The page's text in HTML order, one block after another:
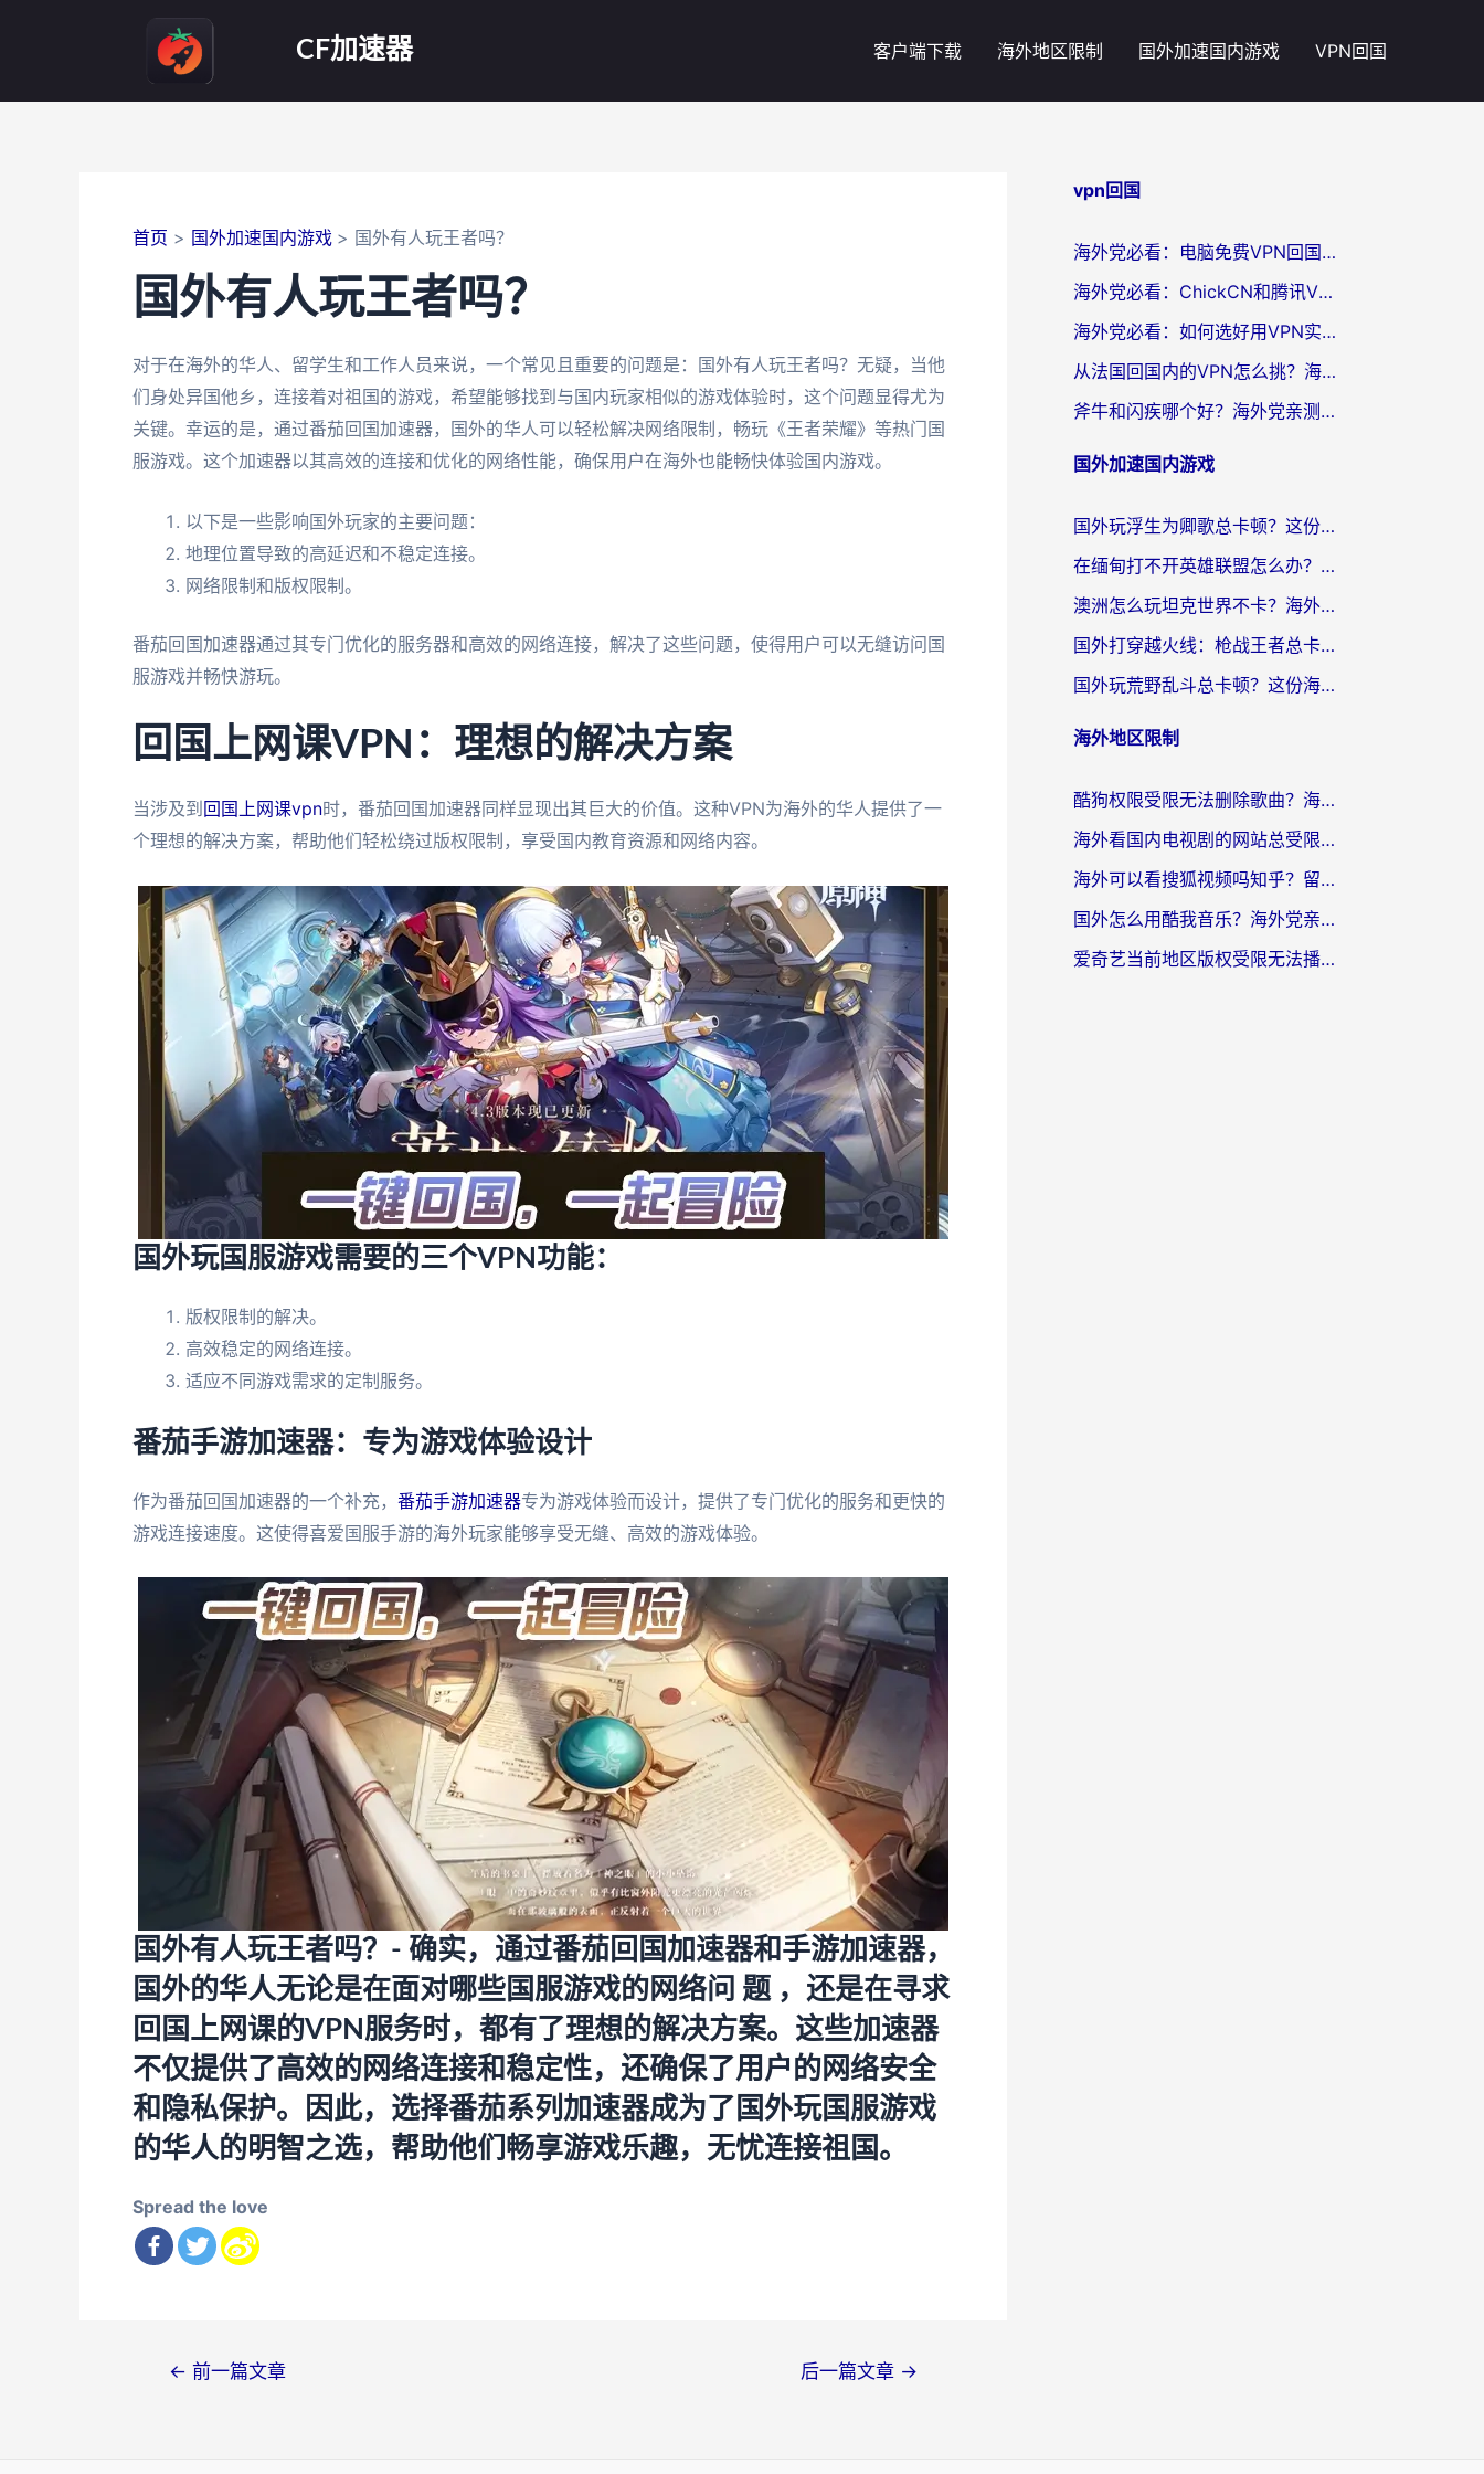
CF加速器 客户端下载 海外地区限制 国外加速国内游戏 VPN回国
首页 国外加速国内游戏 国外有人玩王者吗？
国外有人玩王者吗？
对于在海外的华人、留学生和工作人员来说，一个常见且重要的问题是：国外有人玩王者吗？无疑，当他
们身处异国他乡，连接着对祖国的游戏，希望能够找到与国内玩家相似的游戏体验时，这个问题显得尤为
关键。幸运的是，通过番茄回国加速器，国外的华人可以轻松解决网络限制，畅玩《王者荣耀》等热门国
服游戏。这个加速器以其高效的连接和优化的网络性能，确保用户在海外也能畅快体验国内游戏。
以下是一些影响国外玩家的主要问题：
地理位置导致的高延迟和不稳定连接。
网络限制和版权限制。
番茄回国加速器通过其专门优化的服务器和高效的网络连接，解决了这些问题，使得用户可以无缝访问国
服游戏并畅快游玩。
回国上网课VPN：理想的解决方案
当涉及到 回国上网课vpn时，番茄回国加速器同样显现出其巨大的价值。这种VPN为海外的华人提供了一
个理想的解决方案，帮助他们轻松绕过版权限制，享受国内教育资源和网络内容。
国外玩国服游戏需要的三个VPN功能：
版权限制的解决。
高效稳定的网络连接。
适应不同游戏需求的定制服务。
番茄手游加速器：专为游戏体验设计
作为番茄回国加速器的一个补充， 番茄手游加速器专为游戏体验而设计，提供了专门优化的服务和更快的
游戏连接速度。这使得喜爱国服手游的海外玩家能够享受无缝、高效的游戏体验。
国外有人玩王者吗？- 确实，通过番茄回国加速器和手游加速器，
国外的华人无论是在面对哪些国服游戏的网络问 题 ，还是在寻求
回国上网课的VPN服务时，都有了理想的解决方案。这些加速器
不仅提供了高效的网络连接和稳定性，还确保了用户的网络安全
和隐私保护。因此，选择番茄系列加速器成为了国外玩国服游戏
的华人的明智之选，帮助他们畅享游戏乐趣，无忧连接祖国。
Spread the love
← 前一篇文章 后一篇文章 →
vpn回国
海外党必看：电脑免费VPN回国真的靠谱吗？附实测对比与最优方案指南
海外党必看：ChickCN和腾讯VPN好用吗？3招选对回国加速器，告别地区限制
海外党必看：如何选好用VPN实现国内资源无缝访问？从越南到全球都适用
从法国回国内的VPN怎么挑？海外党亲测：稳定、多端、安全才是关键
斧牛和闪疾哪个好？海外党亲测3款回国加速器，教你选到不踩坑的那一款
国外加速国内游戏
国外玩浮生为卿歌总卡顿？这份加速器选择指南帮你找回丝滑体验
在缅甸打不开英雄联盟怎么办？海外党亲测有效的国服游戏加速指南
澳洲怎么玩坦克世界不卡？海外党国服游戏加速终极指南（附逆战奇妙碰碰车解决方案）
国外打穿越火线：枪战王者总卡顿？这篇加速器推荐下载指南帮你解决延迟难题
国外玩荒野乱斗总卡顿？这份海外党专属的国服游戏加速攻略请收好
海外地区限制
酷狗权限受限无法删除歌曲？海外党听国内音乐的终极解决方案来了
海外看国内电视剧的网站总受限？教你选对回国加速器，轻松追热剧
海外可以看搜狐视频吗知乎？留学生亲测有效的回国加速器选择指南
国外怎么用酷我音乐？海外党亲测有效的回国加速方案，附千千音乐中文歌收听指南
爱奇艺当前地区版权受限无法播放？海外党追剧看电影的终极解决方案来了